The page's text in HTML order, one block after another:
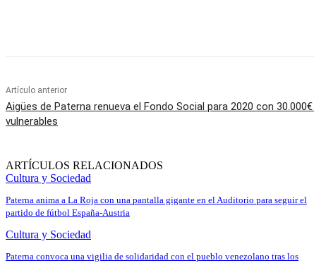
Artículo anterior
Aigües de Paterna renueva el Fondo Social para 2020 con
vulnerables
ARTÍCULOS RELACIONADOS
Cultura y Sociedad
Paterna anima a La Roja con una pantalla gigante en el Auditorio para seguir el
partido de fútbol España-Austria
Cultura y Sociedad
Paterna convoca una vigilia de solidaridad con el pueblo venezolano tras los